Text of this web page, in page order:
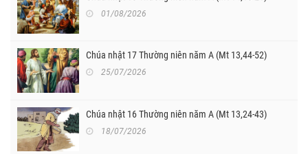
01/08/2026
Chúa nhật 17 Thường niên năm A (Mt 13,44-52)
25/07/2026
Chúa nhật 16 Thường niên năm A (Mt 13,24-43)
18/07/2026